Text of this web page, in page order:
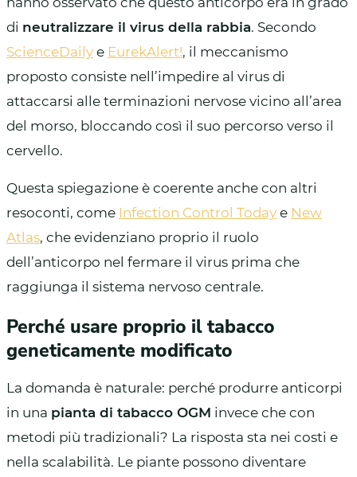
di neutralizzare il virus della rabbia. Secondo
ScienceDaily e EurekAlert!, il meccanismo
proposto consiste nell’impedire al virus di
attaccarsi alle terminazioni nervose vicino all’area
del morso, bloccando così il suo percorso verso il
cervello.
Questa spiegazione è coerente anche con altri
resoconti, come Infection Control Today e New
Atlas, che evidenziano proprio il ruolo
dell’anticorpo nel fermare il virus prima che
raggiunga il sistema nervoso centrale.
Perché usare proprio il tabacco
geneticamente modificato
La domanda è naturale: perché produrre anticorpi
in una pianta di tabacco OGM invece che con
metodi più tradizionali? La risposta sta nei costi e
nella scalabilità. Le piante possono diventare